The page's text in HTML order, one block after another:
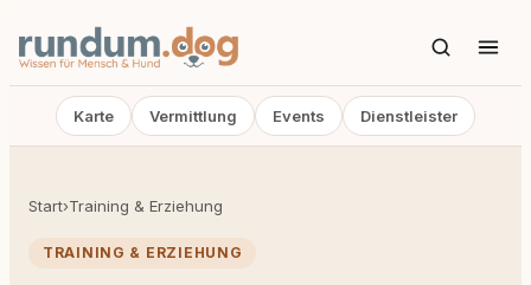
Karte Vermittlung Events Dienstleister
Start›Training & Erziehung
TRAINING & ERZIEHUNG